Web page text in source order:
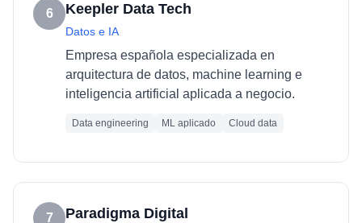
6 Keepler Data Tech
Datos e IA
Empresa española especializada en
arquitectura de datos, machine learning e
inteligencia artificial aplicada a negocio.
Data engineering ML aplicado Cloud data
7 Paradigma Digital